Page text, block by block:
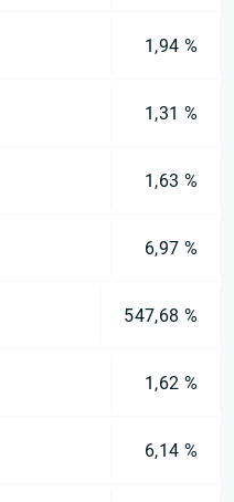
1,94 %
1,31 %
1,63 %
6,97 %
547,68 %
1,62 %
6,14 %